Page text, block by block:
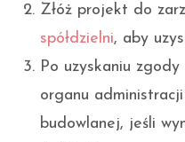
Złóż projekt do
spółdzielni, aby
Po uzyskaniu
organu
budowlanej, jeśli